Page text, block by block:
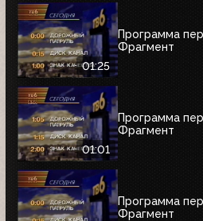
01:25
Программа
Фрагмент
01:01
Программа
Фрагмент
Программа
Фрагмент